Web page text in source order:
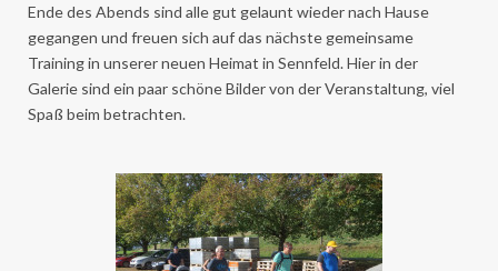
Ende des Abends sind alle gut gelaunt wieder nach Hause
gegangen und freuen sich auf das nächste gemeinsame
Training in unserer neuen Heimat in Sennfeld. Hier in der
Galerie sind ein paar schöne Bilder von der Veranstaltung, viel
Spaß beim betrachten.